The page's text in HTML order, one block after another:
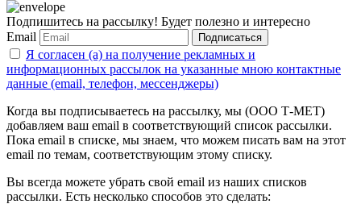
Подпишитесь на рассылку! Будет полезно и интересно
Email
Подписаться
Я согласен (а) на получение рекламных и
информационных рассылок на указанные мною контактные
данные (email, телефон, мессенджеры)
Когда вы подписываетесь на рассылку, мы (ООО Т-МЕТ)
добавляем ваш email в соответствующий список рассылки.
Пока email в списке, мы знаем, что можем писать вам на этот
email по темам, соответствующим этому списку.
Вы всегда можете убрать свой email из наших списков
рассылки. Есть несколько способов это сделать: